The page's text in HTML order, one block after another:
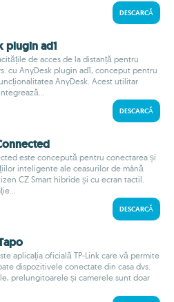
DESCARCĂ
plugin ad1
de acces de la distanță pentru
cu AnyDesk plugin ad1, conceput pentru
AnyDesk. Acest utilitar
DESCARCĂ
este concepută pentru conectarea și
inteligente ale ceasurilor de mână
CZ Smart hibride și cu ecran tactil.
DESCARCĂ
aplicația oficială TP-Link care vă permite
dispozitivele conectate din casa dvs.
prelungitoarele și camerele sunt doar